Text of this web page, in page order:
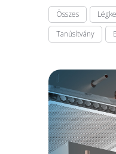
Összes
Tanúsítvány